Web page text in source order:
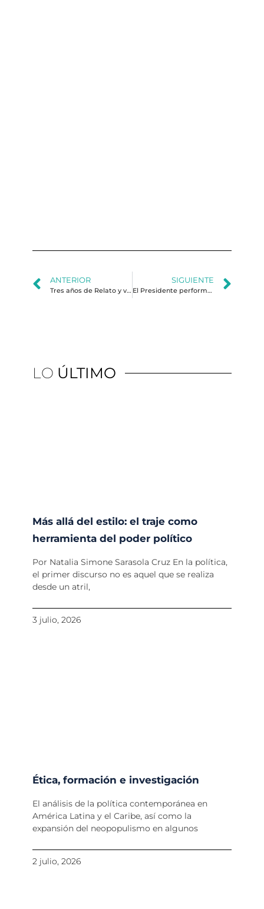
ANTERIOR
Tres años de Relato y vamos por muchos más
SIGUIENTE
El Presidente performer: Estrategias metafóricas y simbólicas de Javier Milei
LO ÚLTIMO
Más allá del estilo: el traje como
herramienta del poder político
Por Natalia Simone Sarasola Cruz En la política,
el primer discurso no es aquel que se realiza
desde un atril,
3 julio, 2026
Ética, formación e investigación
El análisis de la política contemporánea en
América Latina y el Caribe, así como la
expansión del neopopulismo en algunos
2 julio, 2026